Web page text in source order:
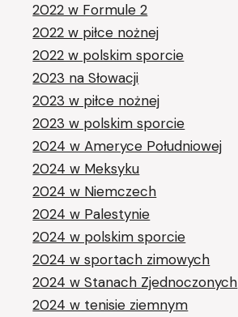
2022 w Formule 2
2022 w piłce nożnej
2022 w polskim sporcie
2023 na Słowacji
2023 w piłce nożnej
2023 w polskim sporcie
2024 w Ameryce Południowej
2024 w Meksyku
2024 w Niemczech
2024 w Palestynie
2024 w polskim sporcie
2024 w sportach zimowych
2024 w Stanach Zjednoczonych
2024 w tenisie ziemnym